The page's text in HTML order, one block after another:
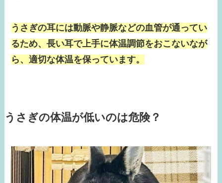
うさぎの耳には動脈や静脈などの血管が通ってい
るため、長い耳で上手に体温調節をおこないなが
ら、適切な体温を保っています。
うさぎの体温が低いのは危険？